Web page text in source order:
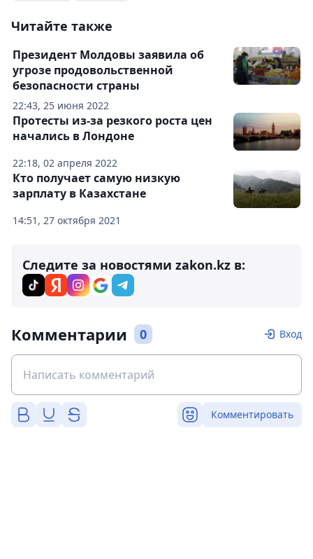
Читайте также
22:43, 25 июня 2022
Президент Молдовы заявила об
угрозе продовольственной
безопасности страны
22:18, 02 апреля 2022
Протесты из-за резкого роста цен
начались в Лондоне
14:51, 27 октября 2021
Кто получает самую низкую
зарплату в Казахстане
Следите за новостями zakon.kz в:
Комментарии 0 Вход
Комментировать